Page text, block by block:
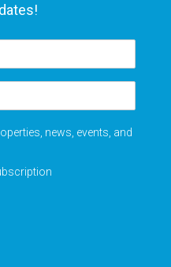
news, events, and